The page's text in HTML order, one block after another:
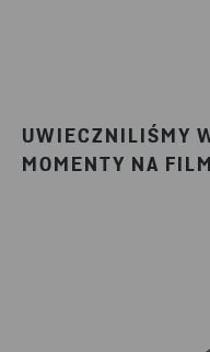
UWIECZNILIŚMY
MOMENTY NA